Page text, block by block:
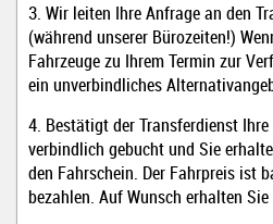
3. Wir leiten Ihre Anfrage an den
(während unserer Bürozeiten!)
Fahrzeuge zu Ihrem Termin zur
ein unverbindliches
4. Bestätigt der Transferdienst
verbindlich gebucht und Sie
den Fahrschein. Der Fahrpreis ist
bezahlen. Auf Wunsch erhalten